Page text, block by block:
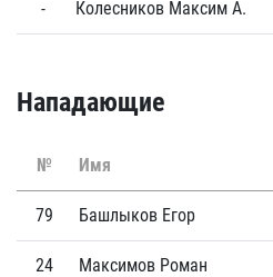
- Колесников Максим А.
Нападающие
№ Имя
79 Башлыков Егор
24 Максимов Роман